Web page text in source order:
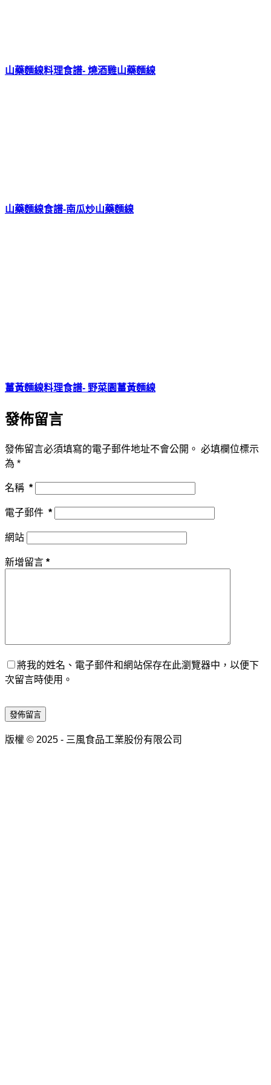
山藥麵線料理食譜- 燒酒雞山藥麵線
山藥麵線食譜-南瓜炒山藥麵線
薑黃麵線料理食譜- 野菜園薑黃麵線
發佈留言
發佈留言必須填寫的電子郵件地址不會公開。 必填欄位標示
為 *
名稱 *
電子郵件 *
網站
新增留言 *
將我的姓名、電子郵件和網站保存在此瀏覽器中，以便下
次留言時使用。
發佈留言
版權 © 2025 - 三風食品工業股份有限公司